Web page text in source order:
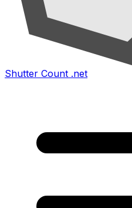
Shutter Count .net